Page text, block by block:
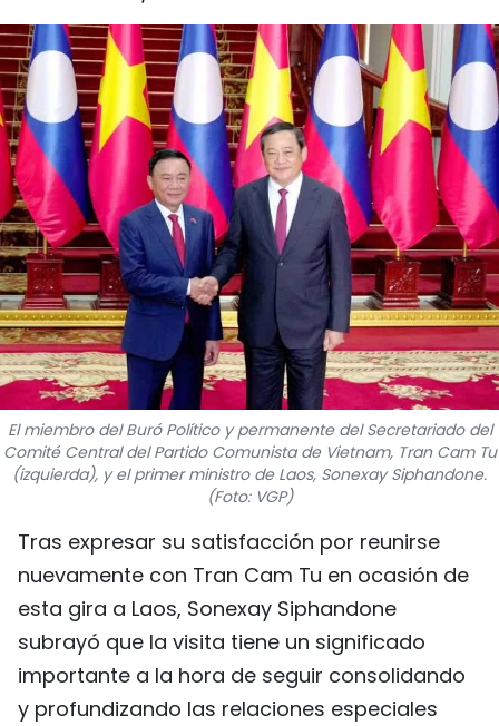
DEPORTES
VIAJES
PUENTE DE AMISTAD
HISTORIAS MULTIMEDIA
FOTOGRAFÍA
¿QUIÉNES SOMOS?
TIẾNG VIỆT
ENGLISH
中文
РУССКИЙ
El miembro del Buró Político y permanente del Secretariado del
Comité Central del Partido Comunista de Vietnam, Tran Cam Tu
(izquierda), y el primer ministro de Laos, Sonexay Siphandone.
(Foto: VGP)
Tras expresar su satisfacción por reunirse
nuevamente con Tran Cam Tu en ocasión de
esta gira a Laos, Sonexay Siphandone
subrayó que la visita tiene un significado
importante a la hora de seguir consolidando
y profundizando las relaciones especiales